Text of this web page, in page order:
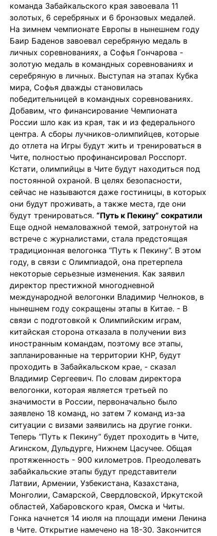
команда Забайкальского края завоевала 11
золотых, 6 серебряных и 6 бронзовых медалей.
На зимнем чемпионате Европы в нынешнем году
Баир Баденов завоевал серебряную медаль в
личных соревнованиях, а Софья Гончарова -
золотую медаль в командных соревнованиях и
серебряную в личных. Выступая на этапах Кубка
мира, Софья дважды становилась
победительницей в командных соревнованиях.
Добавим, что финансирование Чемпионата
России шло как из края, так и из федерального
центра. А сборы лучников-олимпийцев, которые
до отлета на Игры будут жить и тренироваться в
Чите, полностью профинансировал Росспорт.
Кстати, олимпийцы в Чите будут находиться под
постоянной охраной. В целях безопасности,
сейчас не называются даже гостиницы, в которых
они будут проживать, а также места, где они
будут тренироваться. “Путь к Пекину” сократили
Еще одной немаловажной темой, затронутой на
встрече с журналистами, стала предстоящая
традиционная велогонка “Путь к Пекину”. В этом
году, в связи с Олимпиадой, она претерпела
некоторые серьезные изменения. Как заявил
директор престижной многодневной
международной велогонки Владимир Челноков, в
нынешнем году сокращены этапы в Китае. - В
связи с подготовкой к Олимпийским играм,
китайская сторона отказала в получении виз
иностранным командам, поэтому все этапы,
запланированные на территории КНР, будут
проходить в Забайкальском крае, - сказал
Владимир Сергеевич. По словам директора
велогонки, которая является третьей по
значимости в России, первоначально было
заявлено 18 команд, но затем 7 команд из-за
ситуации с визами заявились на другие гонки.
Теперь “Путь к Пекину” будет проходить в Чите,
Агинском, Дульдурге, Нижнем Цасучее. Общая
протяженность - 900 километров. Преодолевать
забайкальские этапы будут представители
Латвии, Армении, Узбекистана, Казахстана,
Монголии, Самарской, Свердловской, Иркутской
областей, Хабаровского края, Омска и Читы.
Гонка начнется 14 июля на площади имени Ленина
в Чите. Открытие намечено на 18-30. Закончится